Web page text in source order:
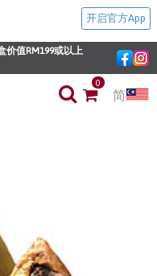
开启官方App
价值RM199或以上
0
简